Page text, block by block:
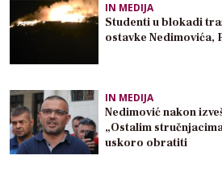
IN MEDIJA
Studenti u blokadi
ostavke Nedimovića,
IN MEDIJA
Nedimović nakon
„Ostalim
uskoro obratiti